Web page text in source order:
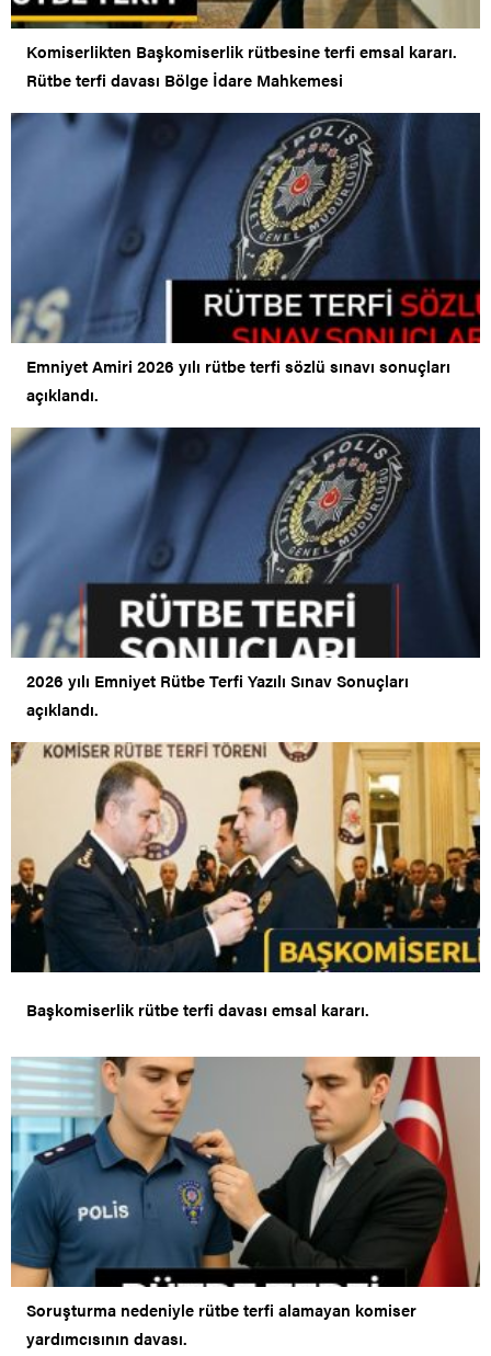
Komiserlikten Başkomiserlik rütbesine terfi emsal kararı.
Rütbe terfi davası Bölge İdare Mahkemesi
Emniyet Amiri 2026 yılı rütbe terfi sözlü sınavı sonuçları
açıklandı.
2026 yılı Emniyet Rütbe Terfi Yazılı Sınav Sonuçları
açıklandı.
Başkomiserlik rütbe terfi davası emsal kararı.
Soruşturma nedeniyle rütbe terfi alamayan komiser
yardımcısının davası.